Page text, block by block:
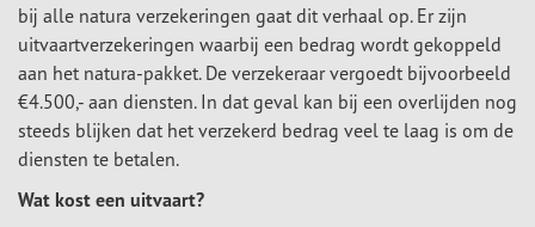
bij alle natura verzekeringen gaat dit verhaal op. Er zijn
uitvaartverzekeringen waarbij een bedrag wordt gekoppeld
aan het natura-pakket. De verzekeraar vergoedt bijvoorbeeld
€4.500,- aan diensten. In dat geval kan bij een overlijden nog
steeds blijken dat het verzekerd bedrag veel te laag is om de
diensten te betalen.
Wat kost een uitvaart?